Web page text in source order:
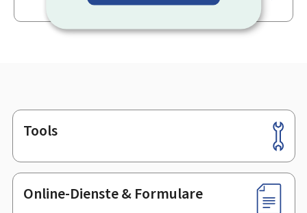
Footer
Tools
Online-Dienste & Formulare